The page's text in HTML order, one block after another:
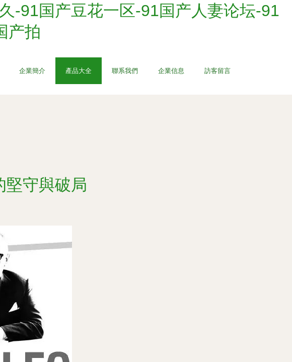
-91国产豆花一区-91国产人妻论坛-91
产拍
企業簡介 產品大全 聯系我們 企業信息 訪客留言
堅守與破局